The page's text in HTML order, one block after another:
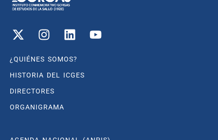
¿QUIÉNES SOMOS?
HISTORIA DEL ICGES
DIRECTORES
ORGANIGRAMA